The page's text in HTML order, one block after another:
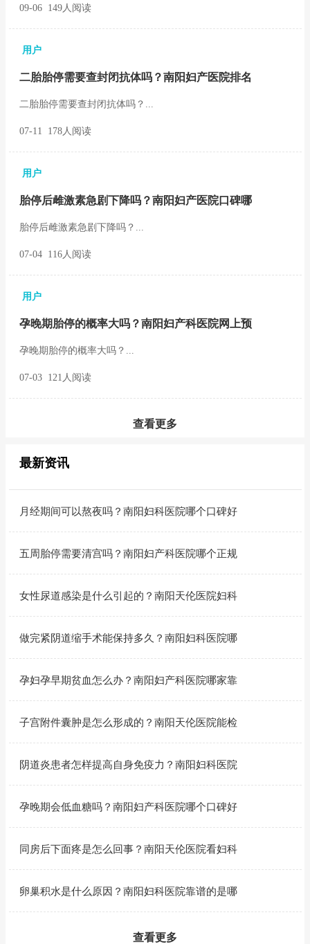
09-06 149人阅读
用户
二胎胎停需要查封闭抗体吗？南阳妇产医院排名
二胎胎停需要查封闭抗体吗？...
07-11 178人阅读
用户
胎停后雌激素急剧下降吗？南阳妇产医院口碑哪
胎停后雌激素急剧下降吗？...
07-04 116人阅读
用户
孕晚期胎停的概率大吗？南阳妇产科医院网上预
孕晚期胎停的概率大吗？...
07-03 121人阅读
查看更多
最新资讯
月经期间可以熬夜吗？南阳妇科医院哪个口碑好
五周胎停需要清宫吗？南阳妇产科医院哪个正规
女性尿道感染是什么引起的？南阳天伦医院妇科
做完紧阴道缩手术能保持多久？南阳妇科医院哪
孕妇孕早期贫血怎么办？南阳妇产科医院哪家靠
子宫附件囊肿是怎么形成的？南阳天伦医院能检
阴道炎患者怎样提高自身免疫力？南阳妇科医院
孕晚期会低血糖吗？南阳妇产科医院哪个口碑好
同房后下面疼是怎么回事？南阳天伦医院看妇科
卵巢积水是什么原因？南阳妇科医院靠谱的是哪
查看更多